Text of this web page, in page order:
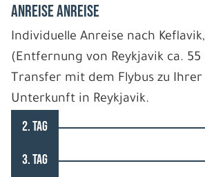
ANREISE ANREISE
Individuelle Anreise nach
(Entfernung von Reykjavik ca. 55
Transfer mit dem Flybus zu
Unterkunft in Reykjavik.
2. TAG
3. TAG